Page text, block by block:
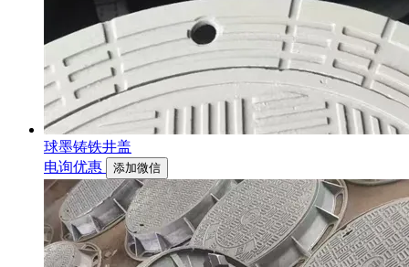
球墨铸铁井盖
电询优惠
添加微信